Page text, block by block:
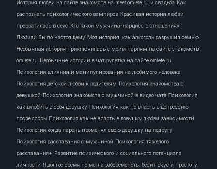
История любви на сайте знакомств на meet.omlete.ru и свадьба Как
распознать психологического вампиров Красивая история любви
превратилась в секс Кто такой мужчина-нарцисс в отношениях
Любили Вы по настоящему Моя история: как алкоголь разрушил семью
Необычная история приключилась с моим парням на сайте знакомств
omlete.ru Необычные истории в чат рулетка на сайте omlete.ru
Психология влияния и манипулирования на любимого человека
Психология детской любви к родителям Психология знакомства с
девушкой Психология знакомств с мужчиной в видео чате Психология
как влюбить в себя девушку Психология как не впасть в депрессию
после ссоры Психология как не впасть в ловушку любви зависимости
Психология когда парень променял свою девушку на подругу
Психология расставания с мужчиной Психология тяжелого
расставания+ Развитие психического и социального потенциала
личности Я долгое время не могла забеременеть. бесит вкус и простоту.